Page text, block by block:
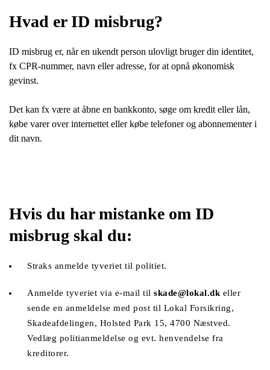
Hvad er ID misbrug?
ID misbrug er, når en ukendt person ulovligt bruger din identitet,
fx CPR-nummer, navn eller adresse, for at opnå økonomisk
gevinst.
Det kan fx være at åbne en bankkonto, søge om kredit eller lån,
købe varer over internettet eller købe telefoner og abonnementer i
dit navn.
Hvis du har mistanke om ID
misbrug skal du:
Straks anmelde tyveriet til politiet.
Anmelde tyveriet via e-mail til skade@lokal.dk eller
sende en anmeldelse med post til Lokal Forsikring,
Skadeafdelingen, Holsted Park 15, 4700 Næstved.
Vedlæg politianmeldelse og evt. henvendelse fra
kreditorer.